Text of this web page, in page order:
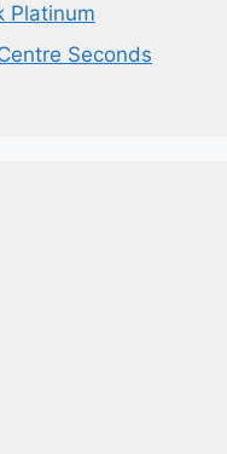
Platinum
Seconds